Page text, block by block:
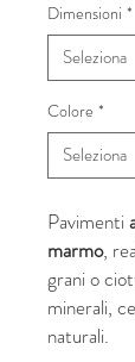
Dimensioni *
Colore *
Pavimenti
marmo,
grani o
minerali,
naturali.